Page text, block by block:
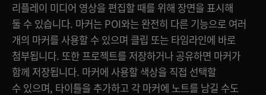
리플레이 미디어 영상을 편집할 때를 위해 장면을 표시해
둘 수 있습니다. 마커는 POI와는 완전히 다른 기능으로 여러
개의 마커를 사용할 수 있으며 클립 또는 타임라인에 바로
첨부됩니다. 또한 프로젝트를 저장하거나 공유하면 마커가
함께 저장됩니다. 마커에 사용할 색상을 직접 선택할
수 있으며, 타이틀을 추가하고 각 마커에 노트를 남길 수도